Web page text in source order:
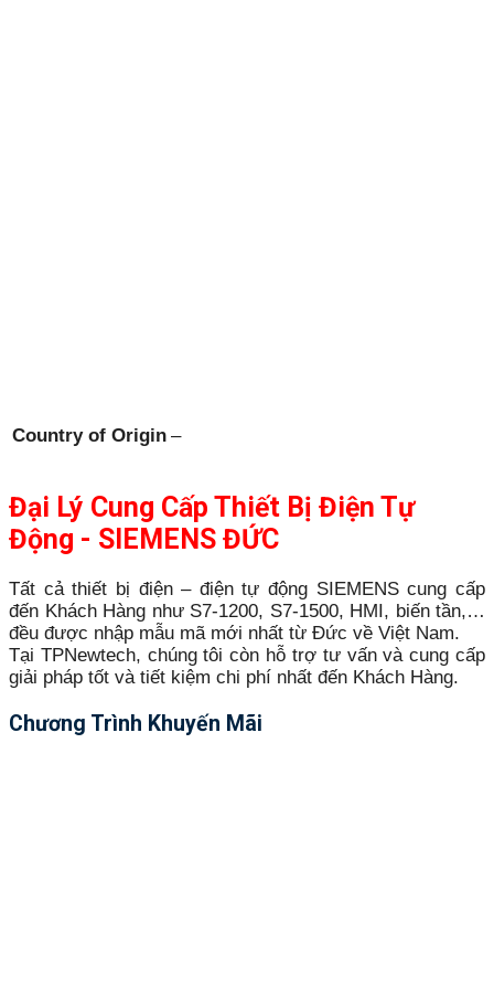
Country of Origin –
Đại Lý Cung Cấp Thiết Bị Điện Tự
Động - SIEMENS ĐỨC
Tất cả thiết bị điện – điện tự động SIEMENS cung cấp
đến Khách Hàng như S7-1200, S7-1500, HMI, biến tần,…
đều được nhập mẫu mã mới nhất từ Đức về Việt Nam.
Tại TPNewtech, chúng tôi còn hỗ trợ tư vấn và cung cấp
giải pháp tốt và tiết kiệm chi phí nhất đến Khách Hàng.
Chương Trình Khuyến Mãi